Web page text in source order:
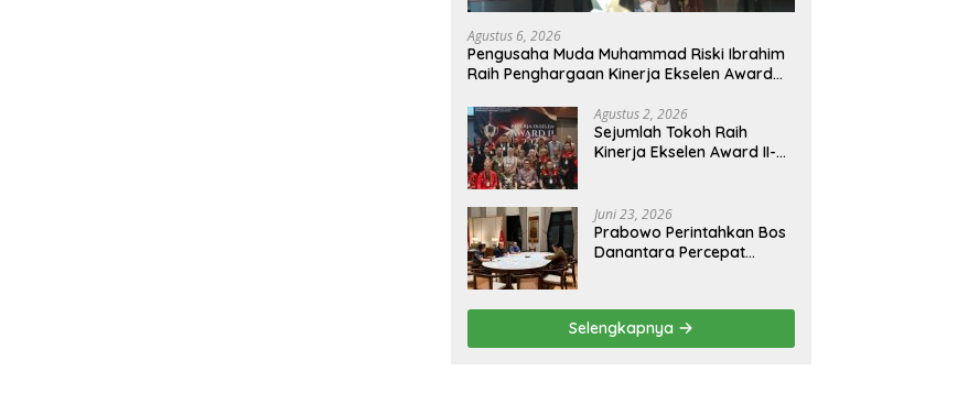
Agustus 6, 2026
Pengusaha Muda Muhammad Riski Ibrahim
Raih Penghargaan Kinerja Ekselen Award
Agustus 2, 2026
Sejumlah Tokoh Raih
Kinerja Ekselen Award II-
Juni 23, 2026
Prabowo Perintahkan Bos
Danantara Percepat
Ekonomi Baru
Selengkapnya